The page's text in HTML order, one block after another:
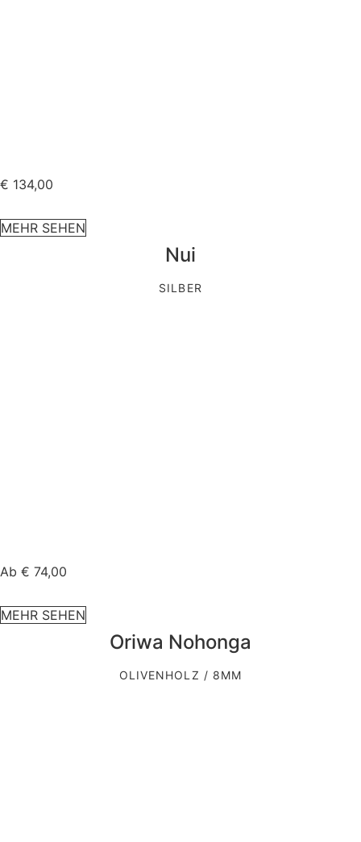
€ 134,00
MEHR SEHEN
Nui
SILBER
Ab € 74,00
MEHR SEHEN
Oriwa Nohonga
OLIVENHOLZ / 8MM